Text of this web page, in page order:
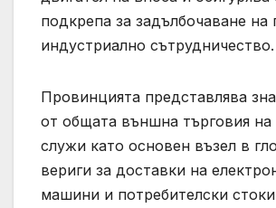
подкрепа за задълбочаване на
индустриално сътрудничество.
Провинцията представлява
от общата външна търговия на
служи като основен възел в
вериги за доставки на
машини и потребителски